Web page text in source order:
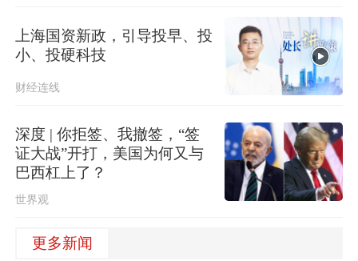
上海国资新政，引导投早、投
小、投硬科技
财经连线
深度 | 你拒签、我撤签，“签
证大战”开打，美国为何又与
巴西杠上了？
世界观
更多新闻